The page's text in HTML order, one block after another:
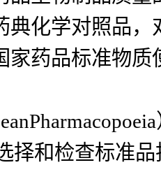
典化学对照品
家药品标准物质
择和检查标准